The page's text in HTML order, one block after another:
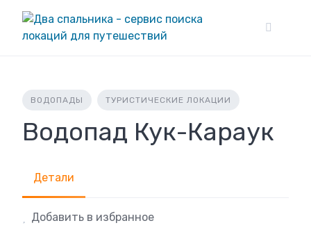
content
ВОДОПАДЫ ТУРИСТИЧЕСКИЕ ЛОКАЦИИ
Водопад Кук-Караук
Детали
Добавить в избранное